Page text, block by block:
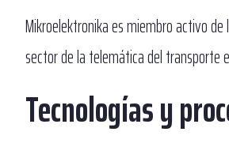
Mikroelektronika es miembro activo
sector de la telemática del transporte
Tecnologías y